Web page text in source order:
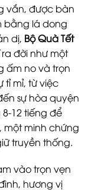
vắn, được bàn
bằng lá dong
dị, Bộ Quà Tết
ra đời như một
ấm no và trọn
tỉ mỉ, từ việc
sự hòa quyện
12 tiếng để
một minh chứng
truyền thống.
vào trọn vẹn
hương vị